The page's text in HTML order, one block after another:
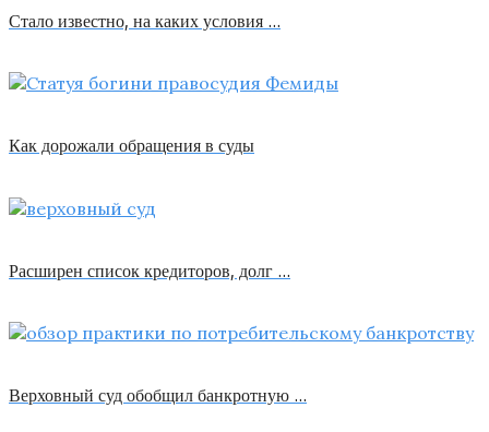
Стало известно, на каких условия …
Как дорожали обращения в суды
Расширен список кредиторов, долг …
Верховный суд обобщил банкротную …